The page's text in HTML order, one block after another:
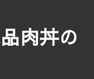
肉丼の